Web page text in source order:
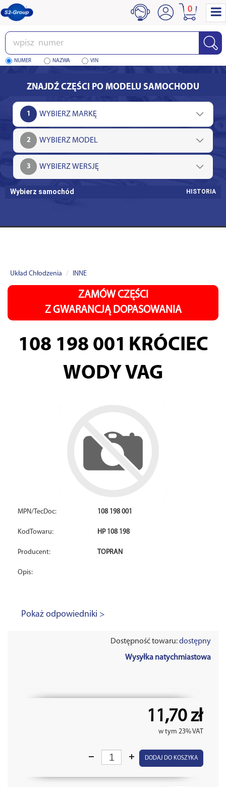
Wpisz
numer
NUMER NAZWA VIN
0
ZNAJDŹ CZĘŚCI PO MODELU SAMOCHODU
1
2
3
Wybierz samochód HISTORIA
Układ Chłodzenia INNE
ZAMÓW CZĘŚCI
Z GWARANCJĄ DOPASOWANIA
108 198 001 KRÓCIEC
WODY VAG
MPN/TecDoc: 108 198 001
KodTowaru: HP 108 198
Producent: TOPRAN
Opis:
Pokaż odpowiedniki >
Dostępność towaru:dostępny
Wysyłka natychmiastowa
11,70 zł
w tym 23% VAT
DODAJ DO KOSZYKA